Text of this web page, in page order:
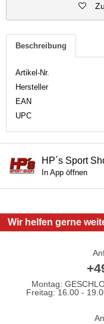
Beschreibung
Artikel-Nr.
Hersteller
EAN
UPC
HP´s Sport
In App öffnen
Wir helfen gerne
Montag:
Freitag: 16.00 -